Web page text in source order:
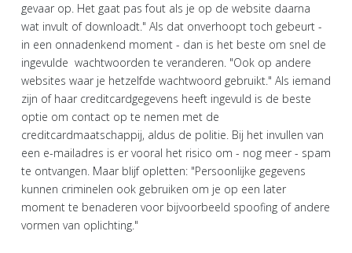
gevaar op. Het gaat pas fout als je op de website daarna
wat invult of downloadt." Als dat onverhoopt toch gebeurt -
in een onnadenkend moment - dan is het beste om snel de
ingevulde wachtwoorden te veranderen. "Ook op andere
websites waar je hetzelfde wachtwoord gebruikt." Als iemand
zijn of haar creditcardgegevens heeft ingevuld is de beste
optie om contact op te nemen met de
creditcardmaatschappij, aldus de politie. Bij het invullen van
een e-mailadres is er vooral het risico om - nog meer - spam
te ontvangen. Maar blijf opletten: "Persoonlijke gegevens
kunnen criminelen ook gebruiken om je op een later
moment te benaderen voor bijvoorbeeld spoofing of andere
vormen van oplichting."